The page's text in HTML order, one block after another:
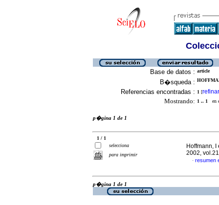
Base de datos : article
B�squeda :
Referencias encontradas : 1 [refinar
Mostrando: 1 .. 1 en
p�gina 1 de 1
1 / 1
selecciona
para imprimir
Hoffmann, I
2002,
· resumen
p�gina 1 de 1